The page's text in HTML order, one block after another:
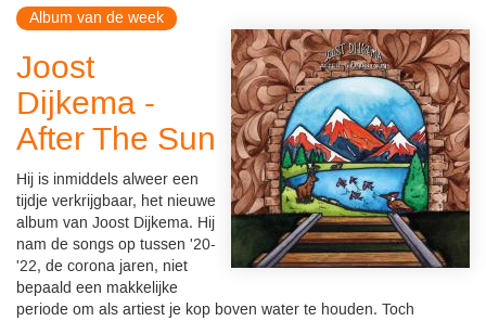
Album van de week
Joost
Dijkema -
After The Sun
Hij is inmiddels alweer een
tijdje verkrijgbaar, het nieuwe
album van Joost Dijkema. Hij
nam de songs op tussen '20-
'22, de corona jaren, niet
bepaald een makkelijke
periode om als artiest je kop boven water te houden. Toch